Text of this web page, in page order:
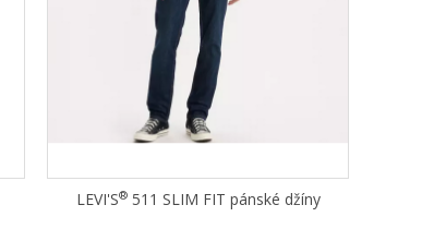
LEVI'S®511 SLIM FIT pánské džíny